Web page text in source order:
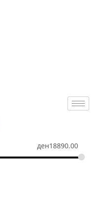
ден18890.00